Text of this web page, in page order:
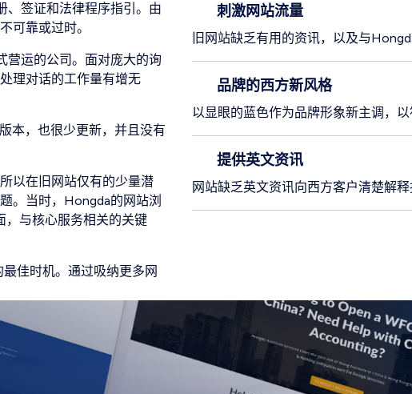
、签证和法律程序指引。由
可靠或过时。
营运的公司。面对庞大的询
理对话的工作量有增无
本，也很少更新，并且没有
以在旧网站仅有的少量潜
。当时，Hongda的网站浏
，与核心服务相关的关键
佳时机。通过吸纳更多网
刺激网站流量
旧网站缺乏有用的资讯，以及与
品牌的西方新风格
以显眼的蓝色作为品牌形象新主调，以
提供英文资讯
网站缺乏英文资讯向西方客户清楚解